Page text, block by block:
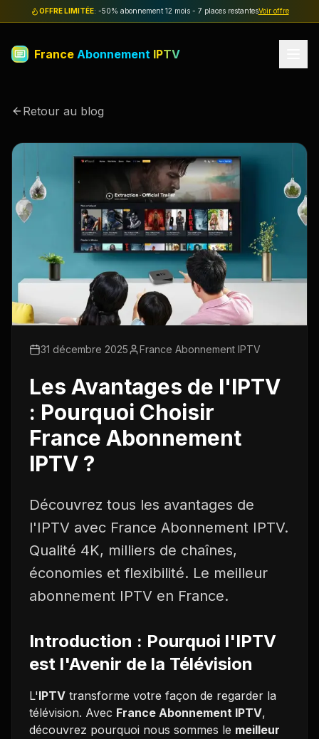
OFFRE LIMITÉE: -50% abonnement 12 mois - 7 places restantesVoir offre
France Abonnement IPTV
Retour au blog
31 décembre 2025 France Abonnement IPTV
Les Avantages de l'IPTV
: Pourquoi Choisir
France Abonnement
IPTV ?
Découvrez tous les avantages de
l'IPTV avec France Abonnement IPTV.
Qualité 4K, milliers de chaînes,
économies et flexibilité. Le meilleur
abonnement IPTV en France.
Introduction : Pourquoi l'IPTV
est l'Avenir de la Télévision
L'IPTV transforme votre façon de regarder la
télévision. Avec France Abonnement IPTV,
découvrez pourquoi nous sommes le meilleur